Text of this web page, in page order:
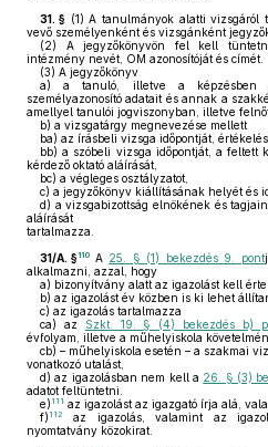
31. § (1) A tanulmányok alatti vizsgáról
vevő személyenként és vizsgánként
(2) A jegyzőkönyvön fel kell
intézmény nevét, OM azonosítóját és címét.
(3) A jegyzőkönyv
a) a tanuló, illetve a képzésben
személyazonosító adatait és annak a
amellyel tanulói jogviszonyban, illetve
b) a vizsgatárgy megnevezése mellett
ba) az írásbeli vizsga időpontját,
bb) a szóbeli vizsga időpontját, a feltett
kérdező oktató aláírását,
bc) a végleges osztályzatot,
c) a jegyzőkönyv kiállításának helyét és
d) a vizsgabizottság elnökének és
aláírását
tartalmazza.
31/A. §110 A 25. § (1) bekezdés 9. pont
alkalmazni, azzal, hogy
a) bizonyítvány alatt az igazolást kell
b) az igazolást év közben is ki lehet
c) az igazolás tartalmazza
ca) az Szkt. 19. § (4) bekezdés b)
évfolyam, illetve a műhelyiskola
cb) – műhelyiskola esetén – a szakmai
vonatkozó utalást,
d) az igazolásban nem kell a 26. § (3)
adatot feltüntetni.
e) 111 az igazolást az igazgató írja alá,
f) 112
az igazolás, valamint az
nyomtatvány közokirat.